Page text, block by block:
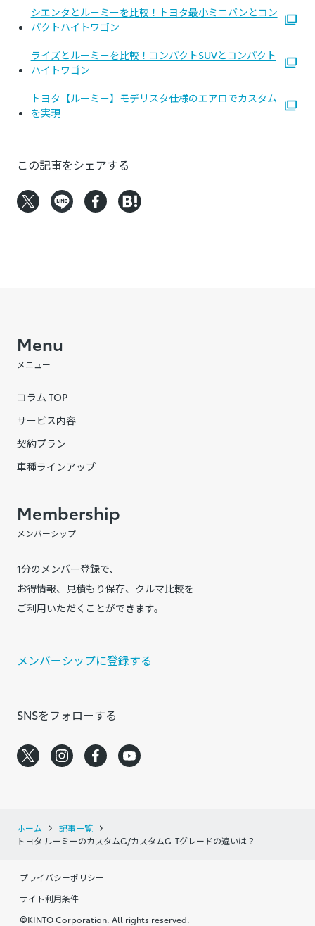
シエンタとルーミーを比較！トヨタ最小ミニバンとコン
パクトハイトワゴン
ライズとルーミーを比較！コンパクトSUVとコンパクト
ハイトワゴン
トヨタ【ルーミー】モデリスタ仕様のエアロでカスタム
を実現
この記事をシェアする
Menu
メニュー
コラム TOP
サービス内容
契約プラン
車種ラインアップ
Membership
メンバーシップ
1分のメンバー登録で、
お得情報、見積もり保存、クルマ比較を
ご利用いただくことができます。
メンバーシップに登録する
SNSをフォローする
ホーム
記事一覧
トヨタ ルーミーのカスタムG/カスタムG-Tグレードの違いは？
プライバシーポリシー
サイト利用条件
©KINTO Corporation. All rights reserved.